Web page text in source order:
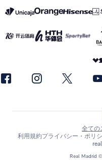
Real Madrid
全ての
利用規約プライバシー・ポリ